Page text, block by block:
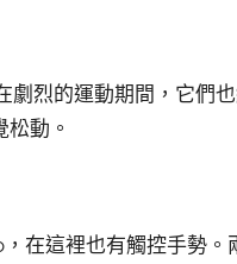
烈的運動期間，它們
動。
在這裡也有觸控手勢